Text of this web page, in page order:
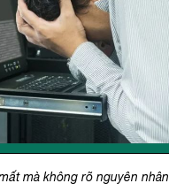
mà không rõ nguyên nhân